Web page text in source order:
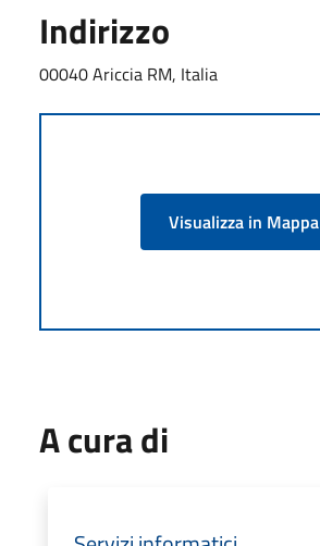
Indirizzo
00040 Ariccia RM, Italia
Visualizza in Mappa
A cura di